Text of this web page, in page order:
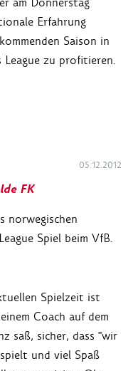
Erfahrung
Saison in
zu profitieren.
05.12.2012
FK
norwegischen
Spiel beim VfB.
Spielzeit ist
Coach auf dem
saß, sicher, dass "wir
und viel Spaß